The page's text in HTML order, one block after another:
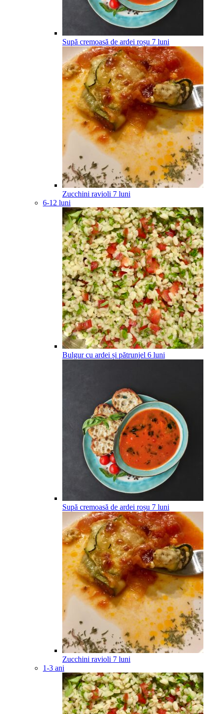
Supă cremoasă de ardei roșu 7 luni
Zucchini ravioli 7 luni
6-12 luni
Bulgur cu ardei și pătrunjel 6 luni
Supă cremoasă de ardei roșu 7 luni
Zucchini ravioli 7 luni
1-3 ani